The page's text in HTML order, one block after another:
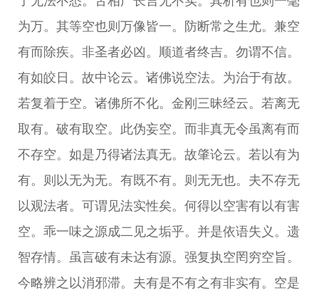
为万。其等空也则万像皆一。防断常之生尤。兼空
有而除疾。非圣者必凶。顺道者终吉。勿谓不信。
有如皎日。故中论云。诸佛说空法。为治于有故。
若复着于空。诸佛所不化。金刚三昧经云。若离无
取有。破有取空。此伪妄空。而非真无令虽离有而
不存空。如是乃得诸法真无。故肇论云。若以有为
有。则以无为无。有既不有。则无无也。夫不存无
以观法者。可谓见法实性矣。何得以空害有以有害
空。乖一味之源成二见之垢乎。并是依语失义。遗
智存情。虽言破有未达有源。强复执空罔穷空旨。
今略辨之以消邪滞。夫有是不有之有非实有。空是